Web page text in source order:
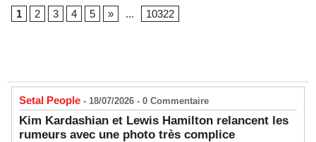
1
2 3 4 5 » ... 10322
Setal People - 18/07/2026 - 0 Commentaire
Kim Kardashian et Lewis Hamilton relancent les
rumeurs avec une photo très complice